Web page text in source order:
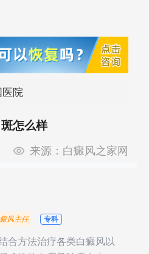
院
怎么样
来源： 白癜风之家网
风主任 专科
合方法治疗各类白癜风以